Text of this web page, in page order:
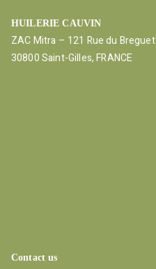
HUILERIE CAUVIN
ZAC Mitra – 121 Rue du Breguet
30800 Saint-Gilles, FRANCE
Contact us